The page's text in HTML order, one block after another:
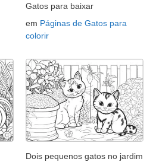
Gatos para baixar
em Páginas de Gatos para
colorir
Dois pequenos gatos no jardim